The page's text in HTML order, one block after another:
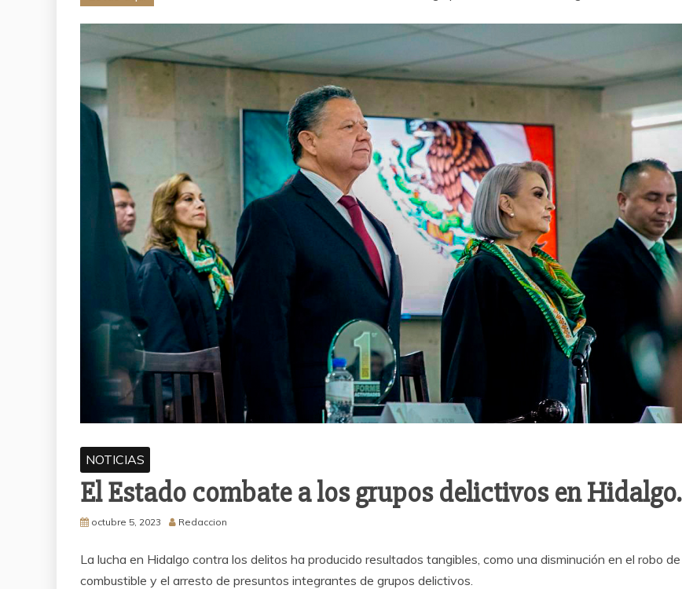
NOTICIAS
El Estado combate a los grupos delictivos en Hidalgo.
octubre 5, 2023 Redaccion
La lucha en Hidalgo contra los delitos ha producido resultados tangibles, como una disminución en el robo de
combustible y el arresto de presuntos integrantes de grupos delictivos.